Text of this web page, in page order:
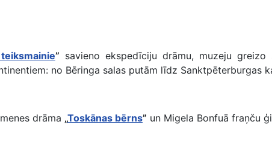
” savieno ekspedīciju drāmu, muzeju
no Bēringa salas putām līdz Sanktpēterburgas
drāma „Toskānas bērns” un Migela Bonfuā fraņču